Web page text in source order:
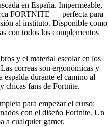
en España. Impermeable,
FORTNITE — perfecta para
al instituto. Disponible como
con todos los complementos
y el material escolar en los
correas son ergonómicas y
espalda durante el camino al
chicas fans de Fortnite.
para empezar el curso:
con el diseño Fortnite. Un
a cualquier gamer.